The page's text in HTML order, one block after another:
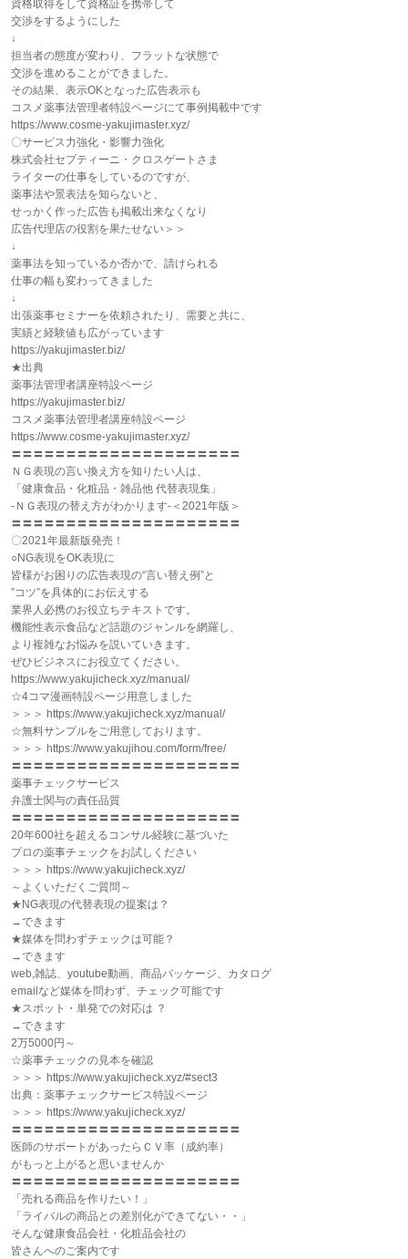
資格取得をして資格証を携帯して
交渉をするようにした
↓
担当者の態度が変わり、フラットな状態で
交渉を進めることができました。
その結果、表示OKとなった広告表示も
コスメ薬事法管理者特設ページにて事例掲載中です
https://www.cosme-yakujimaster.xyz/
〇サービス力強化・影響力強化
株式会社セプティーニ・クロスゲートさま
ライターの仕事をしているのですが、
薬事法や景表法を知らないと、
せっかく作った広告も掲載出来なくなり
広告代理店の役割を果たせない＞＞
↓
薬事法を知っているか否かで、請けられる
仕事の幅も変わってきました
↓
出張薬事セミナーを依頼されたり、需要と共に、
実績と経験値も広がっています
https://yakujimaster.biz/
★出典
薬事法管理者講座特設ページ
https://yakujimaster.biz/
コスメ薬事法管理者講座特設ページ
https://www.cosme-yakujimaster.xyz/
〓〓〓〓〓〓〓〓〓〓〓〓〓〓〓〓〓〓〓〓〓
ＮＧ表現の言い換え方を知りたい人は、
「健康食品・化粧品・雑品他 代替表現集」
-ＮＧ表現の替え方がわかります-＜2021年版＞
〓〓〓〓〓〓〓〓〓〓〓〓〓〓〓〓〓〓〓〓〓
〇2021年最新版発売！
○NG表現をOK表現に
皆様がお困りの広告表現の“言い替え例”と
”コツ”を具体的にお伝えする
業界人必携のお役立ちテキストです。
機能性表示食品など話題のジャンルを網羅し、
より複雑なお悩みを説いていきます。
ぜひビジネスにお役立てください。
https://www.yakujicheck.xyz/manual/
☆4コマ漫画特設ページ用意しました
＞＞＞ https://www.yakujicheck.xyz/manual/
☆無料サンプルをご用意しております。
＞＞＞ https://www.yakujihou.com/form/free/
〓〓〓〓〓〓〓〓〓〓〓〓〓〓〓〓〓〓〓〓〓
薬事チェックサービス
弁護士関与の責任品質
〓〓〓〓〓〓〓〓〓〓〓〓〓〓〓〓〓〓〓〓〓
20年600社を超えるコンサル経験に基づいた
プロの薬事チェックをお試しください
＞＞＞ https://www.yakujicheck.xyz/
～よくいただくご質問～
★NG表現の代替表現の提案は？
→できます
★媒体を問わずチェックは可能？
→できます
web,雑誌、youtube動画、商品パッケージ、カタログ
emailなど媒体を問わず、チェック可能です
★スポット・単発での対応は ？
→できます
2万5000円～
☆薬事チェックの見本を確認
＞＞＞ https://www.yakujicheck.xyz/#sect3
出典：薬事チェックサービス特設ページ
＞＞＞ https://www.yakujicheck.xyz/
〓〓〓〓〓〓〓〓〓〓〓〓〓〓〓〓〓〓〓〓〓
医師のサポートがあったらＣＶ率（成約率）
がもっと上がると思いませんか
〓〓〓〓〓〓〓〓〓〓〓〓〓〓〓〓〓〓〓〓〓
「売れる商品を作りたい！」
「ライバルの商品との差別化ができてない・・」
そんな健康食品会社・化粧品会社の
皆さんへのご案内です